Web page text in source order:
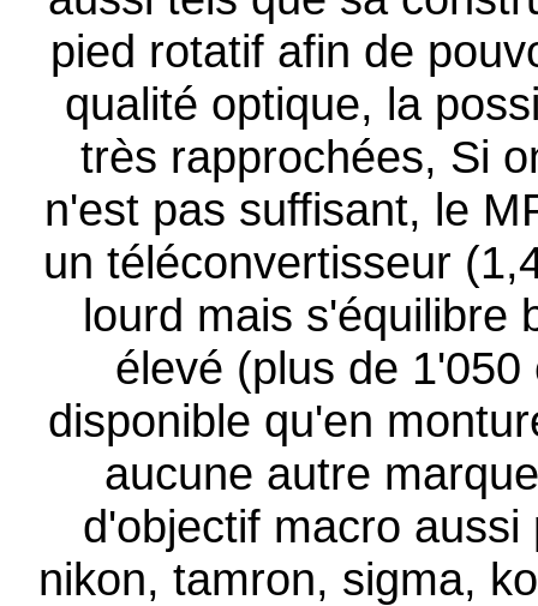
pied rotatif afin de
qualité optique, la
très rapprochées, Si
n'est pas suffisant, le
un téléconvertisseur
lourd mais s'équilibre
élevé (plus de
disponible qu'en
aucune autre
d'objectif macro
nikon, tamron, sigma,